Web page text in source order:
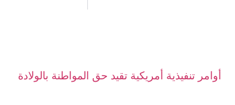
أوامر تنفيذية أمريكية تقيد حق المواطنة بالولادة